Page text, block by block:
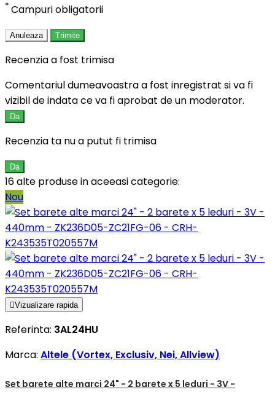
* Campuri obligatorii
Anuleaza Trimite
Recenzia a fost trimisa
Comentariul dumeavoastra a fost inregistrat si va fi
vizibil de indata ce va fi aprobat de un moderator.
Da
Recenzia ta nu a putut fi trimisa
Da
16 alte produse in aceeasi categorie:
Nou
Vizualizare rapida
Referinta: 3AL24HU
Marca: Altele (Vortex, Exclusiv, Nei, Allview)
Set barete alte marci 24" - 2 barete x 5 leduri - 3V -